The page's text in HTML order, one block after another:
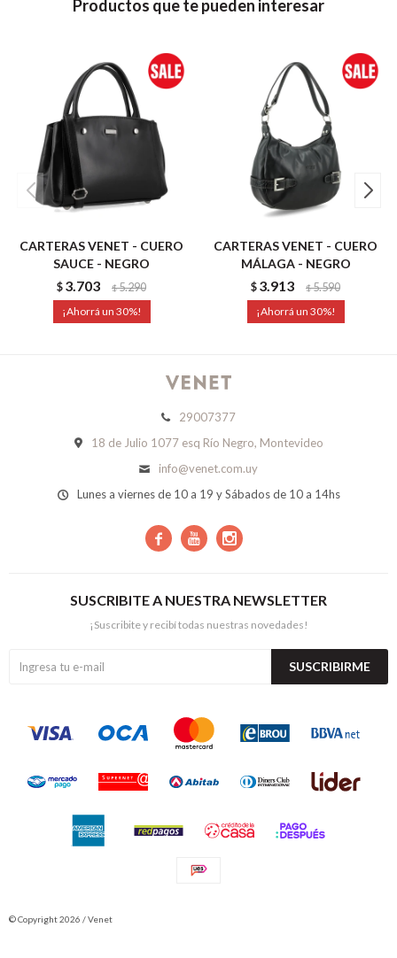
Productos que te pueden interesar
CARTERAS VENET - CUERO
SAUCE - NEGRO
$3.703 $5.290
30
CARTERAS VENET - CUERO
MÁLAGA - NEGRO
$3.913 $5.590
30
29007377
18 de Julio 1077 esq Río Negro, Montevideo
info@venet.com.uy
Lunes a viernes de 10 a 19 y Sábados de 10 a 14hs
  
SUSCRIBITE A NUESTRA NEWSLETTER
¡Suscribite y recibí todas nuestras novedades!
SUSCRIBIRME
© Copyright 2026 / Venet